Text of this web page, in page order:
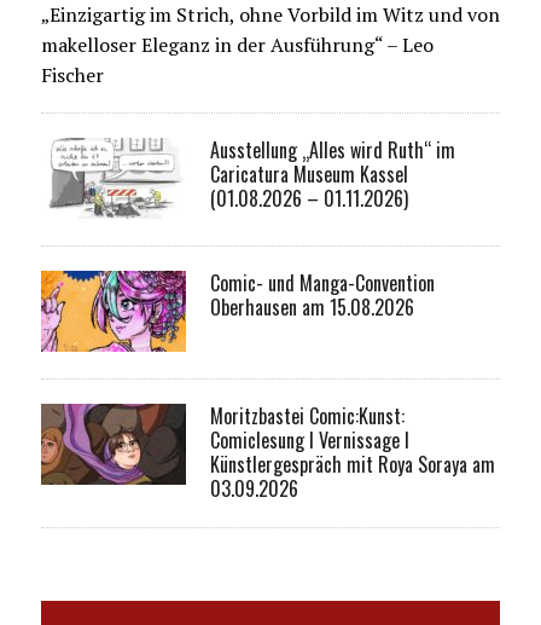
„Einzigartig im Strich, ohne Vorbild im Witz und von
makelloser Eleganz in der Ausführung“ – Leo
Fischer
Ausstellung „Alles wird Ruth“ im
Caricatura Museum Kassel
(01.08.2026 – 01.11.2026)
Comic- und Manga-Convention
Oberhausen am 15.08.2026
Moritzbastei Comic:Kunst:
Comiclesung I Vernissage I
Künstlergespräch mit Roya Soraya am
03.09.2026